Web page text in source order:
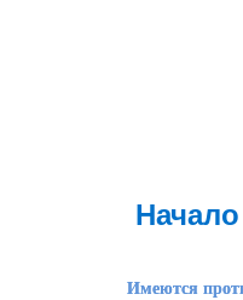
Начало
Имеются